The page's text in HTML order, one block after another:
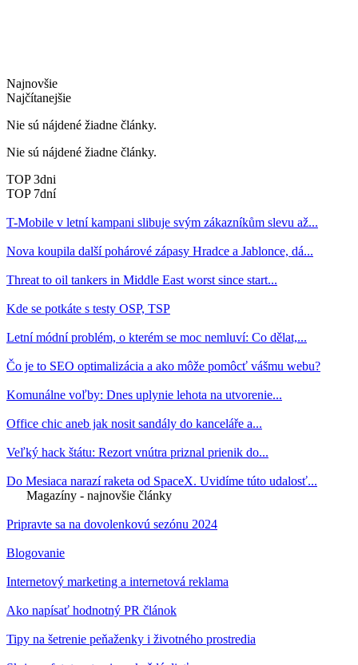
Najnovšie
Najčítanejšie
Nie sú nájdené žiadne články.
Nie sú nájdené žiadne články.
TOP 3dni
TOP 7dní
T-Mobile v letní kampani slibuje svým zákazníkům slevu až...
Nova koupila další pohárové zápasy Hradce a Jablonce, dá...
Threat to oil tankers in Middle East worst since start...
Kde se potkáte s testy OSP, TSP
Letní módní problém, o kterém se moc nemluví: Co dělat,...
Čo je to SEO optimalizácia a ako môže pomôcť vášmu webu?
Komunálne voľby: Dnes uplynie lehota na utvorenie...
Office chic aneb jak nosit sandály do kanceláře a...
Veľký hack štátu: Rezort vnútra priznal prienik do...
Do Mesiaca narazí raketa od SpaceX. Uvidíme túto udalosť...
Magazíny - najnovšie články
Pripravte sa na dovolenkovú sezónu 2024
Blogovanie
Internetový marketing a internetová reklama
Ako napísať hodnotný PR článok
Tipy na šetrenie peňaženky i životného prostredia